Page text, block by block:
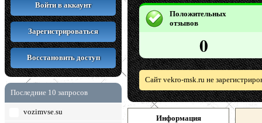
Войти в аккаунт
Зарегистрироваться
Восстановить доступ
Последние 10 запросов
vozimvse.su
Положительных
отзывов
0
Сайт vekro-msk.ru не
Информация